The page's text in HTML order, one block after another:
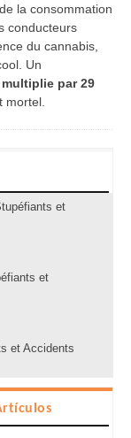
la consommation
conducteurs
du cannabis,
Un
par 29
mortel.
et
et
et Accidents